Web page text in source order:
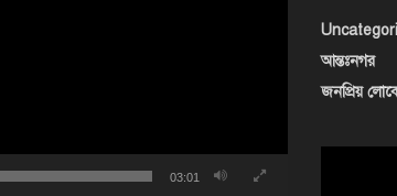
03:01
আন্তঃনগর
জনপ্রিয়